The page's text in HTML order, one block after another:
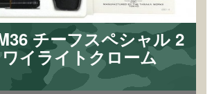
チーフスペシャル 2
ワイライトクローム